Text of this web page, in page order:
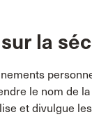
la
le nom de
et divulgue